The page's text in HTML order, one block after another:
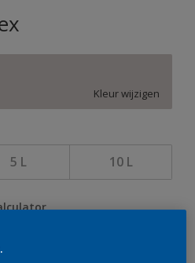
Kleur wijzigen
5 L 10 L